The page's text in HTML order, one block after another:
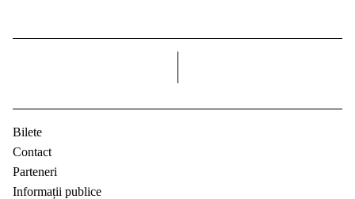
Bilete
Contact
Parteneri
Informații publice